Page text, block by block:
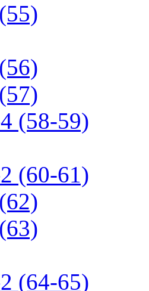
(58-59)
(60-61)
(64-65)